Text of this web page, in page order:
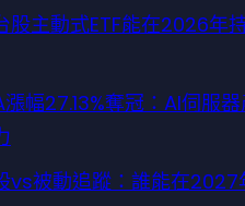
股主動式ETF能在2026年
幅27.13%奪冠：AI伺服
vs被動追蹤：誰能在2027